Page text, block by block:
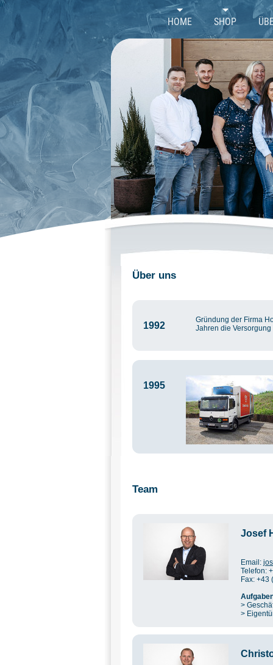
//
HOME SHOP
Über uns
1992
Gründung der Firma
Jahren die
1995
Team
Josef
Email:
Telefon:
Fax: +43
>
>